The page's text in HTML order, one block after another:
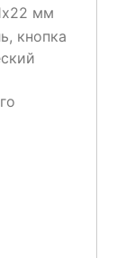
мм
кнопка